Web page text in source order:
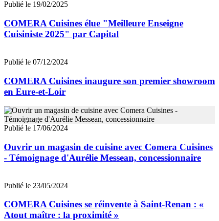
Publié le 19/02/2025
COMERA Cuisines élue "Meilleure Enseigne
Cuisiniste 2025" par Capital
Publié le 07/12/2024
COMERA Cuisines inaugure son premier showroom
en Eure-et-Loir
Publié le 17/06/2024
Ouvrir un magasin de cuisine avec Comera Cuisines
- Témoignage d'Aurélie Messean, concessionnaire
Publié le 23/05/2024
COMERA Cuisines se réinvente à Saint-Renan : «
Atout maître : la proximité »